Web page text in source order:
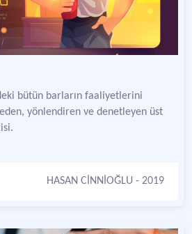
bütün barların faaliyetlerini
yönlendiren ve denetleyen üst
HASAN CİNNİOĞLU - 2019